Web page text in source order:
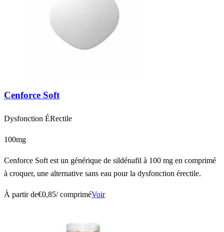
Cenforce Soft
Dysfonction ÉRectile
100mg
Cenforce Soft est un générique de sildénafil à 100 mg en comprimé
à croquer, une alternative sans eau pour la dysfonction érectile.
À partir de€0,85/ compriméVoir